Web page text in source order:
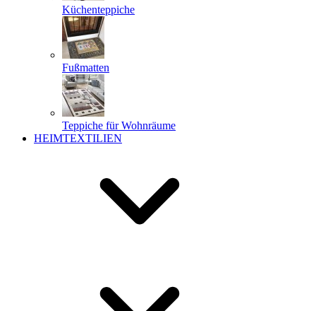
Küchenteppiche
Fußmatten
Teppiche für Wohnräume
HEIMTEXTILIEN